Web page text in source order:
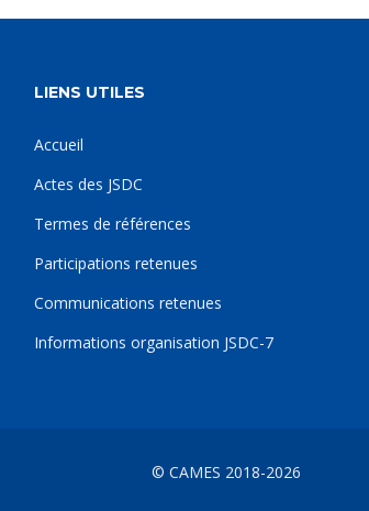
LIENS UTILES
Accueil
Actes des JSDC
Termes de références
Participations retenues
Communications retenues
Informations organisation JSDC-7
© CAMES 2018-2026